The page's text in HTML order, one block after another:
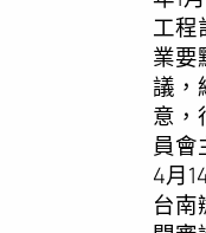
工程
業要
議，
意，
員會
4月
台南